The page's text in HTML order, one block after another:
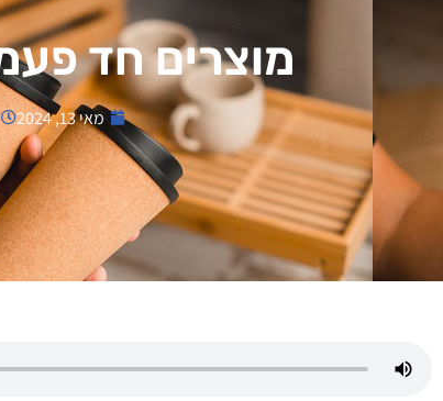
מוצרים חד
מאי 13, 2024